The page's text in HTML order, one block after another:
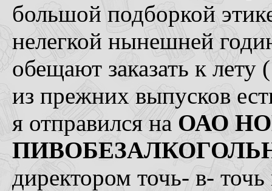
большой подборкой
нелегкой нынешней
обещают заказать к
из прежних выпусков
я отправился на ОАО
директором точь- в-